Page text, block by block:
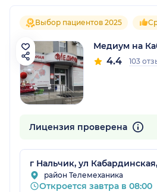
Выбор пациентов 2025
Медиум на
4.4 103
Лицензия проверена
г Нальчик, ул
район Телемеханика
Откроется завтра в 08:00